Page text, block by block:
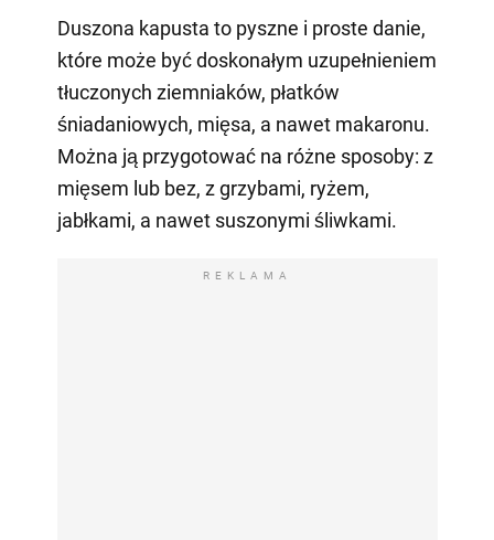
Duszona kapusta to pyszne i proste danie,
które może być doskonałym uzupełnieniem
tłuczonych ziemniaków, płatków
śniadaniowych, mięsa, a nawet makaronu.
Można ją przygotować na różne sposoby: z
mięsem lub bez, z grzybami, ryżem,
jabłkami, a nawet suszonymi śliwkami.
REKLAMA